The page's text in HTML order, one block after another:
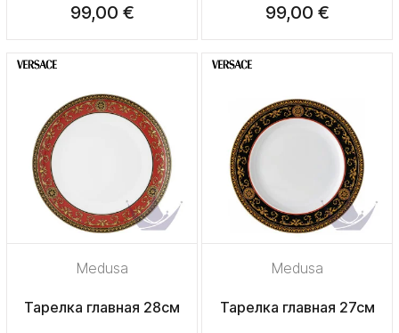
99,00 € 99,00 €
Medusa
Тарелка главная 28см
Medusa
Тарелка главная 27см